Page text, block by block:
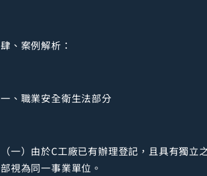
肆、案例解析：
一、職業安全衛生法部分
（一）由於C工廠已有辦理登記，且具有獨
部視為同一事業單位。